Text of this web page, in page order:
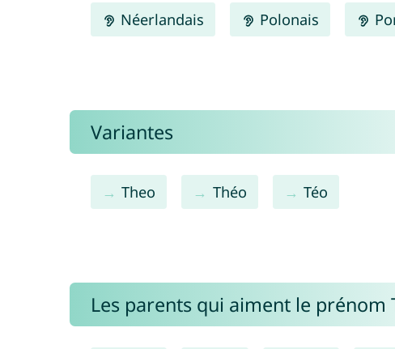
Néerlandais Polonais
Variantes
Theo Théo Téo
Les parents qui aiment le prénom